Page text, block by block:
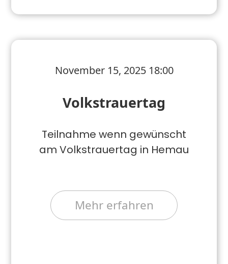
November 15, 2025 18:00
Volkstrauertag
Teilnahme wenn gewünscht
am Volkstrauertag in Hemau
Mehr erfahren